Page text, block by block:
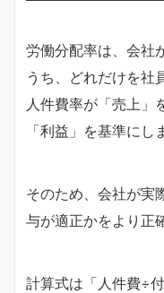
労働分配率は、会社
うち、どれだけを社
人件費率が「売上」
「利益」を基準にし
そのため、会社が実
与が適正かをより正
計算式は「人件費÷